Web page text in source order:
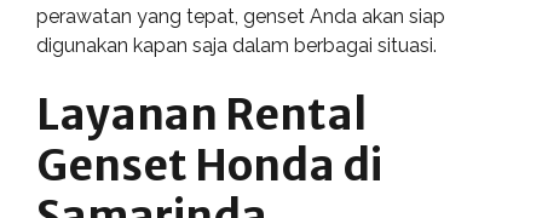
perawatan yang tepat, genset Anda akan siap
digunakan kapan saja dalam berbagai situasi.
Layanan Rental
Genset Honda di